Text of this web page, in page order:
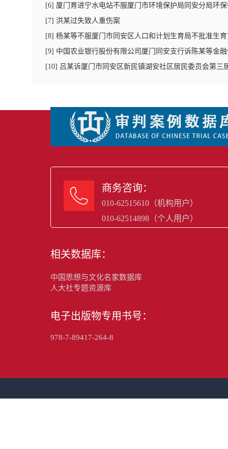
[6] 厦门育进宁水电站不服厦门市环境保护局同安分局环
[7] 洪某过失致人重伤案
[8] 杨某等不服厦门市同安区人口和计划生育局不批准生
[9] 中国农业银行股份有限公司厦门同安支行诉陈某等金
[10] 吕某诉厦门市同安区新民镇湖安社区居民委员会第三
 商务咨询：
010-62515610（机构用户）
010-62514898（个人用户）
相关数据库：
中国思想与文化名家数据库
人大社专题资源库
电子出版物专用书号：
978-7-89417-264-8